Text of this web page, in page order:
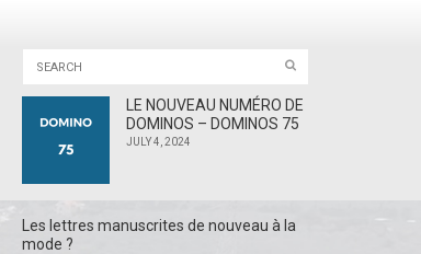
LE NOUVEAU NUMÉRO DE
DOMINOS – DOMINOS 75
JULY 4, 2024
Les lettres manuscrites de nouveau à la
mode ?